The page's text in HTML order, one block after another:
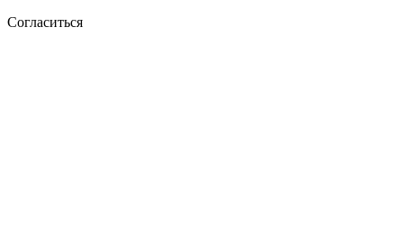
Согласиться